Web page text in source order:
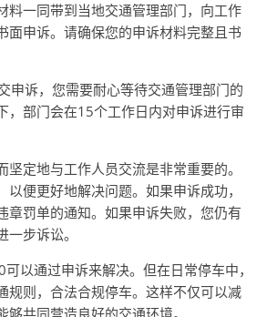
料一同带到当地交通管理部门，向工作
面申诉。请确保您的申诉材料完整且书
申诉，您需要耐心等待交通管理部门的
，部门会在15个工作日内对申诉进行审
坚定地与工作人员交流是非常重要的。
便更好地解决问题。如果申诉成功，
章罚单的通知。如果申诉失败，您仍有
步诉讼。
以通过申诉来解决。但在日常停车中，
规则，合法合规停车。这样不仅可以减
共同营造良好的交通环境。